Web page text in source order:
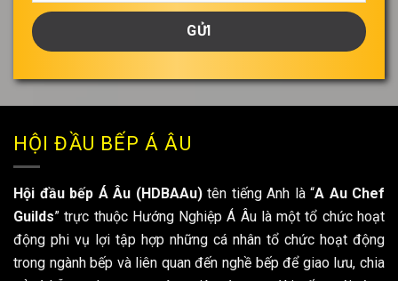
thành
của
bạn
HỘI ĐẦU BẾP Á ÂU
Hội đầu bếp Á Âu (HDBAAu)tên tiếng Anh là “A Au Chef
Guilds” trực thuộc Hướng Nghiệp Á Âu là một tổ chức hoạt
động phi vụ lợi tập hợp những cá nhân tổ chức hoạt động
trong ngành bếp và liên quan đến nghề bếp để giao lưu, chia